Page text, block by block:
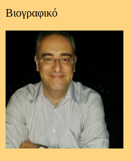
Βιογραφικό